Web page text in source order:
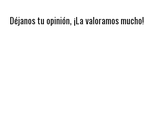
Déjanos tu opinión, ¡La valoramos mucho!